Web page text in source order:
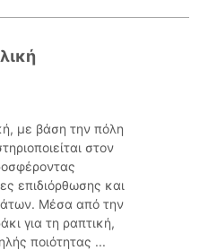
με βάση την πόλη
στον
επιδιόρθωσης και
Μέσα από την
για τη ραπτική,
ποιότητας ...